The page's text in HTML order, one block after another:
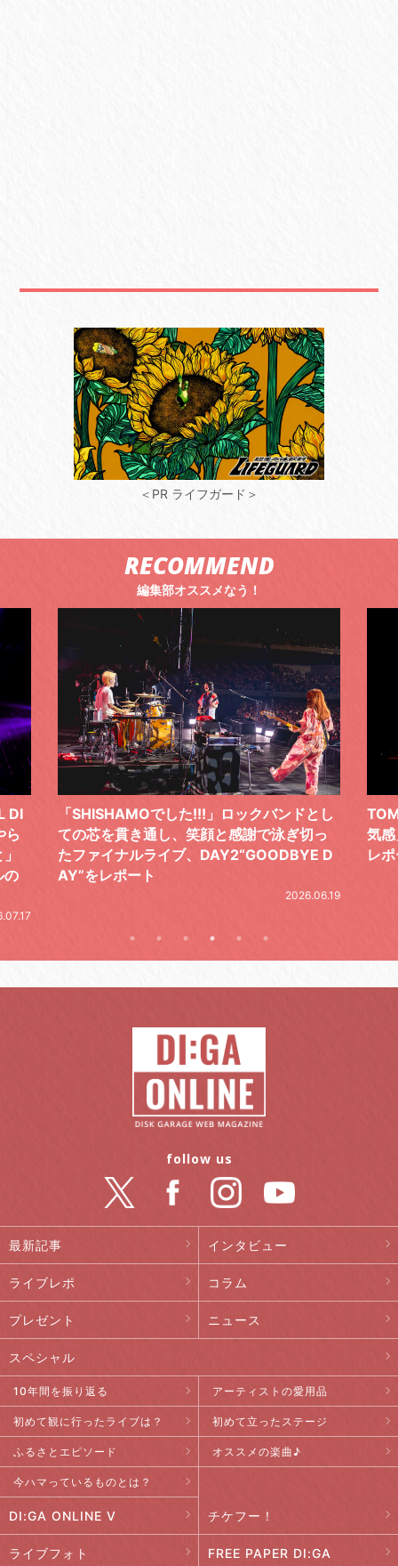
＜PR ライフガード＞
RECOMMEND
編集部オススメなう！
し
っ
D
TOMOO、３台の鍵盤で「6月から7月の空
気感」を鮮やかに描いた、FC限定ライブを
レポート
筋
の
と
最新記事 インタビュー
ライブレポ コラム
プレゼント ニュース
スペシャル
10年間を振り返る アーティストの愛用品
初めて観に行ったライブは？ 初めて立ったステージ
ふるさとエピソード オススメの楽曲♪
今ハマっているものとは？
DI:GA ONLINE V チケフー！
ライブフォト FREE PAPER DI:GA
follow us